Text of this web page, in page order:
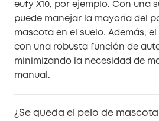
eufy X10, por ejemplo. Con una
puede manejar la mayoría del
mascota en el suelo. Además, el
con una robusta función de
minimizando la necesidad de
manual.
¿Se queda el pelo de